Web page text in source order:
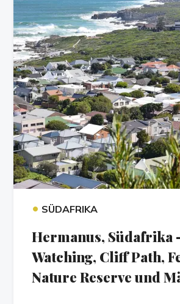
• SÜDAFRIKA
Hermanus, Südafrika
Watching, Cliff Path,
Nature Reserve und